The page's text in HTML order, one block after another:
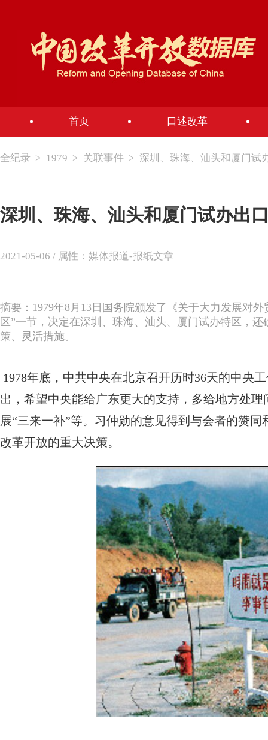
首页 口述改革
全纪录 > 1979 > 关联事件 > 深圳、珠海、汕头和厦门试
深圳、珠海、汕头和厦门试办出
2021-05-06 / 属性：媒体报道-报纸文章
摘要：1979年8月13日国务院颁发了《关于大力发展对
区”一节，决定在深圳、珠海、汕头、厦门试办特区，
策、灵活措施。
1978年底，中共中央在北京召开历时36天的中央
出，希望中央能给广东更大的支持，多给地方处
展“三来一补”等。习仲勋的意见得到与会者的赞
改革开放的重大决策。